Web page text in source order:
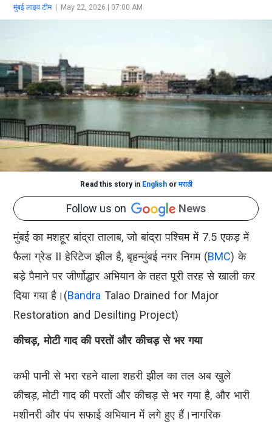
मुंबई लाइव टीम| May 22, 2026 | 07:00 AM
Read this story in Englishorमराठी
Follow us on News
मुंबई का मशहूर बांद्रा तालाब, जो बांद्रा पश्चिम में 7.5 एकड़ में
फैला ग्रेड II हेरिटेज झील है, बृहन्मुंबई नगर निगम (BMC) के
बड़े पैमाने पर जीर्णोद्धार अभियान के तहत पूरी तरह से खाली कर
दिया गया है।(Bandra Talao Drained for Major
Restoration and Desilting Project)
कीचड़, मोटी गाद की परतों और कीचड़ से भर गया
कभी पानी से भरा रहने वाला शहरी झील का तल अब खुले
कीचड़, मोटी गाद की परतों और कीचड़ से भर गया है, और भारी
मशीनरी और पंप सफाई अभियान में लगे हुए हैं।नागरिक